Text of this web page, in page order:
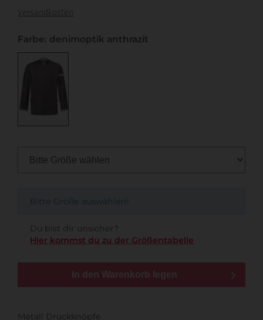
Versandkosten
Farbe: denimoptik anthrazit
Bitte Größe auswählen!
Du bist dir unsicher?
Hier kommst du zu der Größentabelle
In den Warenkorb legen
Metall Druckknöpfe